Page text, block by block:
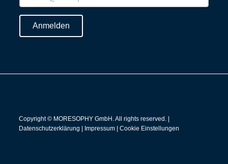
Anmelden
Copyright © MORESOPHY GmbH. All rights reserved. |
Datenschutzerklärung
Impressum| Cookie Einstellungen